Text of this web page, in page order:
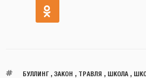
БУЛЛИНГ, ЗАКОН , ТРАВЛЯ , ШКОЛА,